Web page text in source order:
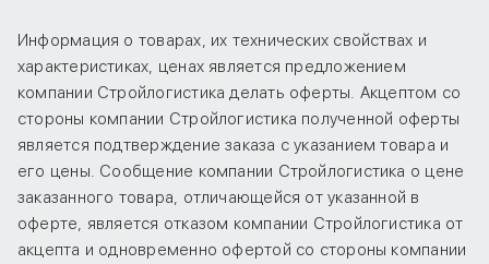
Информация о товарах, их технических свойствах и
характеристиках, ценах является предложением
компании Стройлогистика делать оферты. Акцептом со
стороны компании Стройлогистика полученной оферты
является подтверждение заказа с указанием товара и
его цены. Сообщение компании Стройлогистика о цене
заказанного товара, отличающейся от указанной в
оферте, является отказом компании Стройлогистика от
акцепта и одновременно офертой со стороны компании